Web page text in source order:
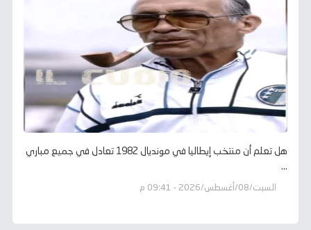
هل تعلم أن منتخب إيطاليا في مونديال 1982 تعادل في جميع مباري
...
السبت/08/أغسطس/2026 - 09:41 م